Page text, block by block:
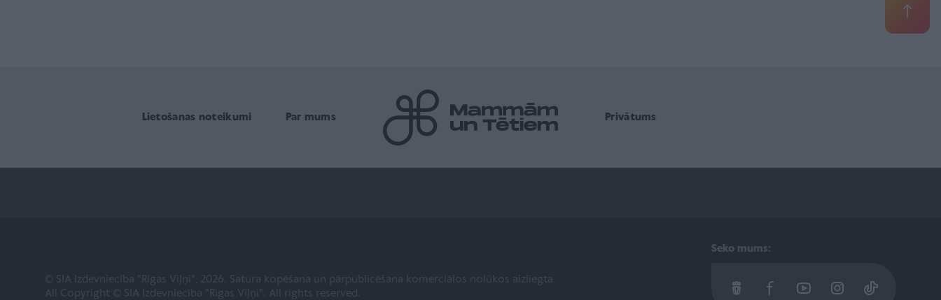
Lietošanas noteikumi Par mums Privātums
Seko mums:
© SIA Izdevniecība "Rīgas Viļņi", 2026. Satura kopēšana un pārpublicēšana komerciālos nolūkos aizliegta.
All Copyright © SIA Izdevniecība "Rīgas Viļņi". All rights reserved.